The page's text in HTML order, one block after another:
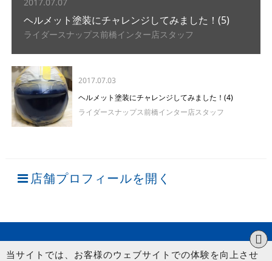
ヘルメット塗装にチャレンジしてみました！(5)
ライダースナップス前橋インター店スタッフ
2017.07.03
ヘルメット塗装にチャレンジしてみました！(4)
ライダースナップス前橋インター店スタッフ
店舗プロフィールを開く
当サイトでは、お客様のウェブサイトでの体験を向上させ